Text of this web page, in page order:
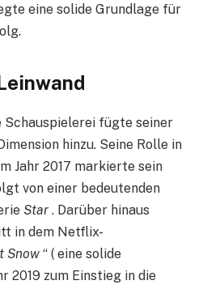
eine solide Grundlage für
Schauspielerei fügte seiner
hinzu. Seine Rolle in
Jahr 2017 markierte sein
von einer bedeutenden
Star . Darüber hinaus
in dem Netflix-
Snow “ ( eine solide
2019 zum Einstieg in die